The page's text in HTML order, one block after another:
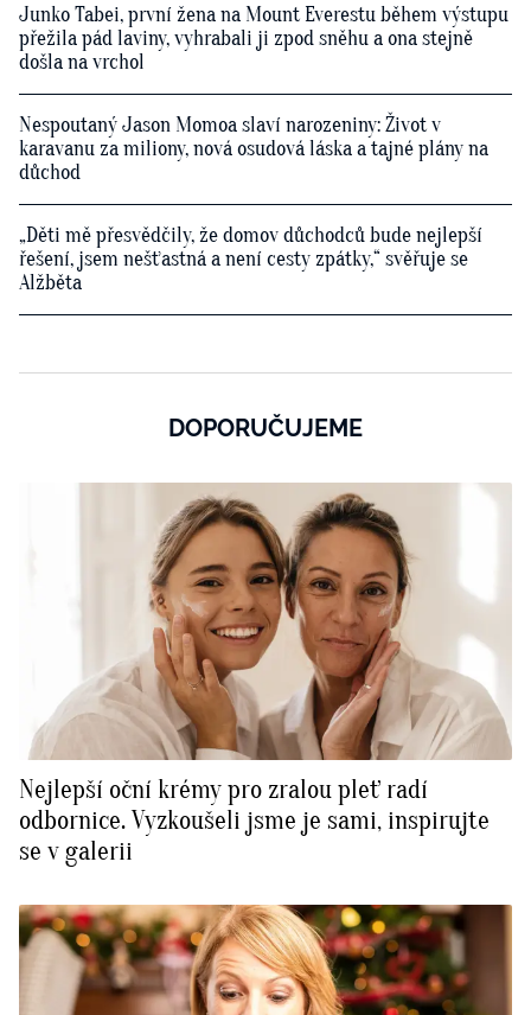
Junko Tabei, první žena na Mount Everestu během výstupu
přežila pád laviny, vyhrabali ji zpod sněhu a ona stejně
došla na vrchol
Nespoutaný Jason Momoa slaví narozeniny: Život v
karavanu za miliony, nová osudová láska a tajné plány na
důchod
„Děti mě přesvědčily, že domov důchodců bude nejlepší
řešení, jsem nešťastná a není cesty zpátky,“ svěřuje se
Alžběta
DOPORUČUJEME
Nejlepší oční krémy pro zralou pleť radí
odbornice. Vyzkoušeli jsme je sami, inspirujte
se v galerii